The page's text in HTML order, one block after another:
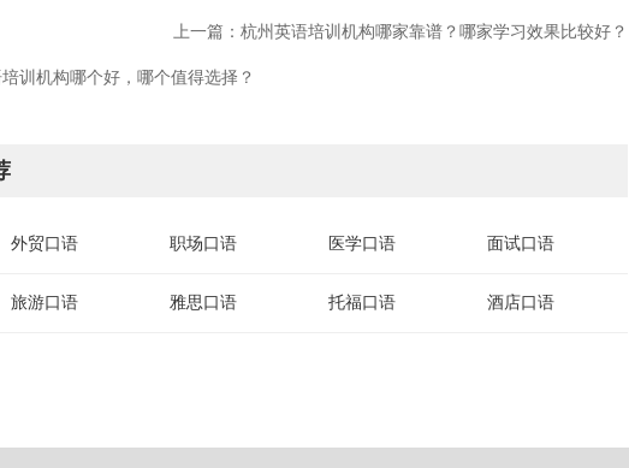
上一篇：​杭州英语培训机构哪家靠谱？哪家学习效果比较好？
训机构哪个好，哪个值得选择？
外贸口语 职场口语 医学口语 面试口语
旅游口语 雅思口语 托福口语 酒店口语